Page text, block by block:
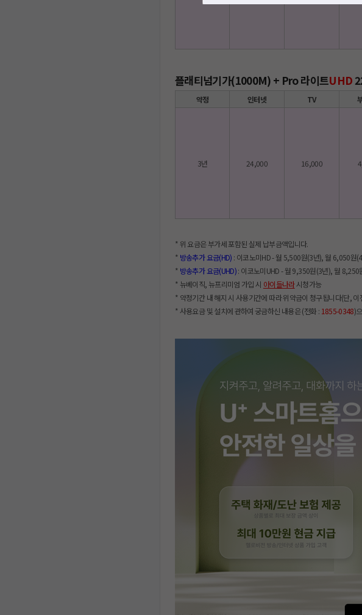
플래티넘기가(1000M) + Pro 라이트UHD
약정 인터넷 TV
3년 24,000 16,000
* 위 요금은 부가세 포함된 실제 납부금액입니다.
* 방송추가 요금(HD) : 이코노미HD - 월 5,500원(3년), 월 6,050원
* 방송추가 요금(UHD): 이코노미UHD - 월 9,350원(3년), 월
* 뉴베이직, 뉴프리미엄 가입 시 아이들나라시청가능
* 약정기간 내 해지 시 사용기간에 따라 위약금이 청구됩니다(단,
* 사용요금 및 설치에 관하여 궁금하신 내용은 (전화 : 1855-0348)